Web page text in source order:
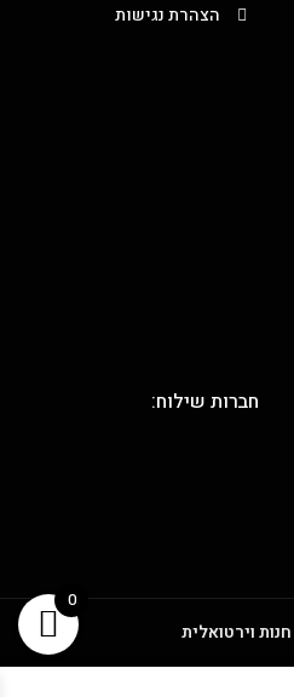
הצהרת נגישות
חברות שילוח:
חנות וירטואלית
0